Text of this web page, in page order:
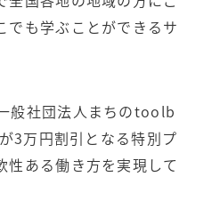
でも学ぶことができるサ
般社団法人まちのtoolb
3万円割引となる特別プ
性ある働き方を実現して